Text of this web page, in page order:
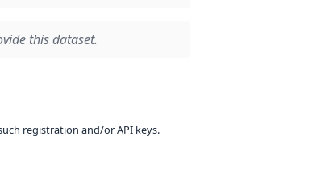
this dataset.
registration and/or API keys.